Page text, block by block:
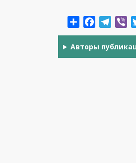
ShareFacebook
Авторы